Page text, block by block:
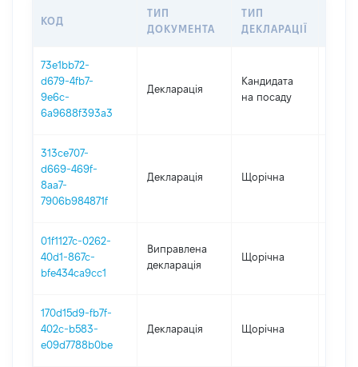
КОД
ТИП
ДОКУМЕНТА
ТИП
ДЕКЛАРАЦІЇ
73e1bb72-
d679-4fb7-
9e6c-
6a9688f393a3
Декларація
Кандидата
на посаду
313ce707-
d669-469f-
8aa7-
7906b984871f
Декларація Щорічна
01f1127c-0262-
40d1-867c-
bfe434ca9cc1
Виправлена
декларація
Щорічна
170d15d9-fb7f-
402c-b583-
e09d7788b0be
Декларація Щорічна